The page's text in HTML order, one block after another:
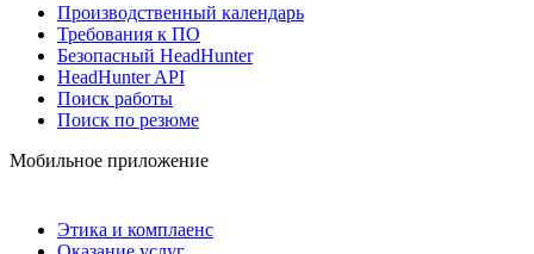
Производственный календарь
Требования к ПО
Безопасный HeadHunter
HeadHunter API
Поиск работы
Поиск по резюме
Мобильное приложение
Этика и комплаенс